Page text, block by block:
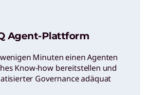
Agent-Plattform
Minuten einen Agenten
Know-how bereitstellen und
Governance adäquat